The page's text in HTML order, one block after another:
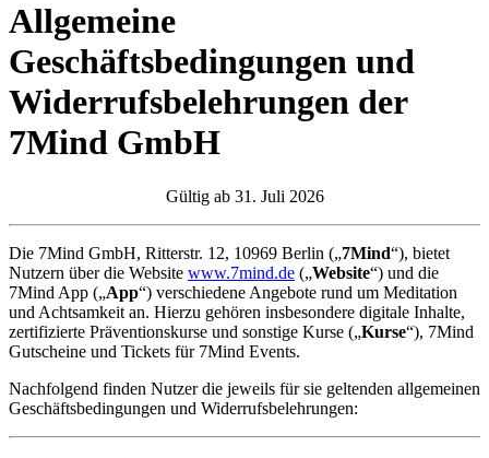
Allgemeine
Geschäftsbedingungen und
Widerrufsbelehrungen der
7Mind GmbH
Gültig ab 31. Juli 2026
Die 7Mind GmbH, Ritterstr. 12, 10969 Berlin („7Mind“), bietet
Nutzern über die Website www.7mind.de („Website“) und die
7Mind App („App“) verschiedene Angebote rund um Meditation
und Achtsamkeit an. Hierzu gehören insbesondere digitale Inhalte,
zertifizierte Präventionskurse und sonstige Kurse („Kurse“), 7Mind
Gutscheine und Tickets für 7Mind Events.
Nachfolgend finden Nutzer die jeweils für sie geltenden allgemeinen
Geschäftsbedingungen und Widerrufsbelehrungen: